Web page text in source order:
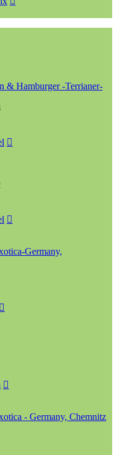
& Hamburger -Terrianer-
Germany,
- Germany, Chemnitz